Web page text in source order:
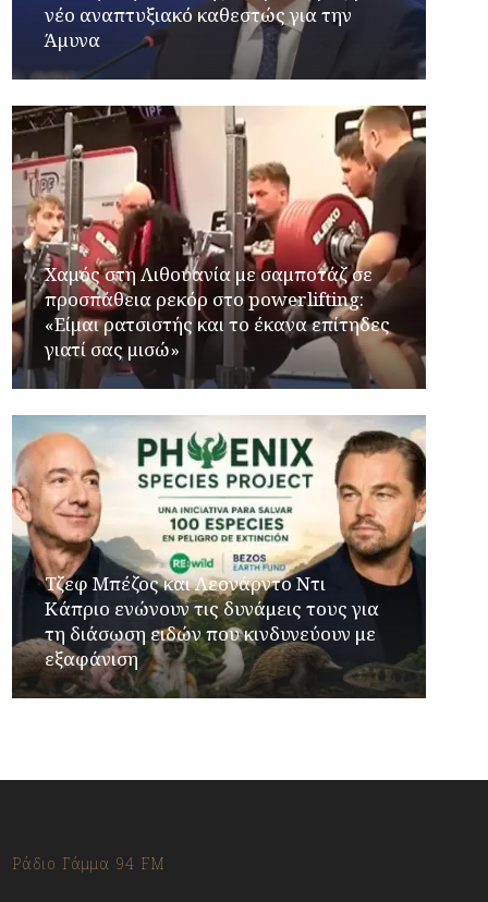
νέο αναπτυξιακό καθεστώς για την
Άμυνα
Χαμός στη Λιθουανία με σαμποτάζ σε
προσπάθεια ρεκόρ στο powerlifting:
«Είμαι ρατσιστής και το έκανα επίτηδες
γιατί σας μισώ»
Τζεφ Μπέζος και Λεονάρντο Ντι
Κάπριο ενώνουν τις δυνάμεις τους για
τη διάσωση ειδών που κινδυνεύουν με
εξαφάνιση
Ράδιο Γάμμα 94 FM